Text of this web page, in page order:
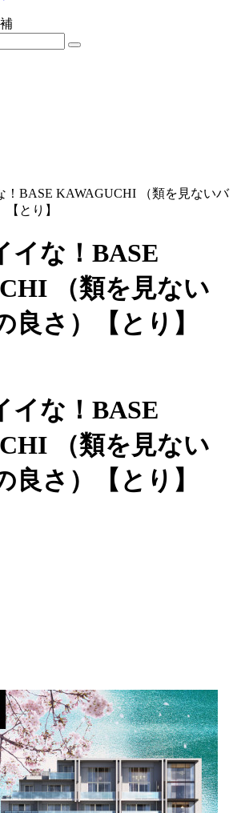
！BASE KAWAGUCHI （類を見ないバ
とり】
イな！BASE
（類を見ない
良さ）【とり】
イな！BASE
（類を見ない
良さ）【とり】